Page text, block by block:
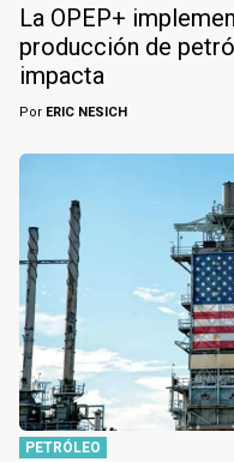
La OPEP+
producción de
impacta
Por ERIC NESICH
PETRÓLEO